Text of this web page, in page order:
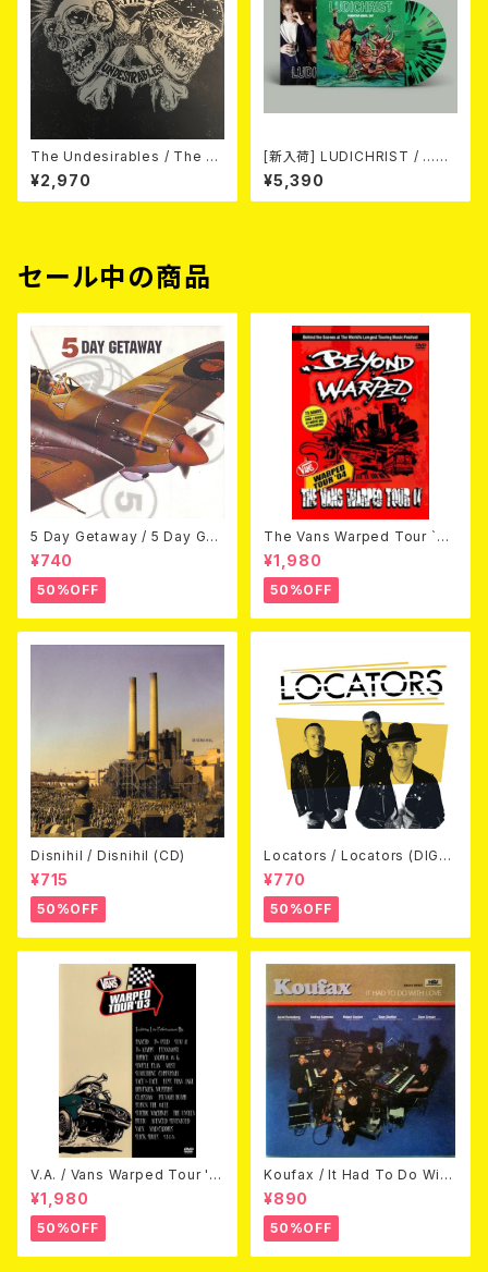
The Undesirables / The U
ndesirables (12"/LTD.100 D
IE-HARD SWIRL GREEN/GR
EY VINYL)
¥2,970
[新入荷] LUDICHRIST / ...AN
D I MEAN THAT. POWERTR
IP DEMOS 1987 (10"/LTD.15
0 DIE-HARD GREEN/BLACK
¥5,390
セール中の商品
5 Day Getaway / 5 Day Get
away (CDEP)
¥740
50%OFF
The Vans Warped Tour `04
Beyond Warped (国内盤DV
D)
¥1,980
50%OFF
Disnihil / Disnihil (CD)
¥715
50%OFF
Locators / Locators (DIGPA
CK CD)
¥770
50%OFF
V.A. / Vans Warped Tour '0
3 (DVD)
¥1,980
50%OFF
Koufax / It Had To Do With
Love (CD)
¥890
50%OFF